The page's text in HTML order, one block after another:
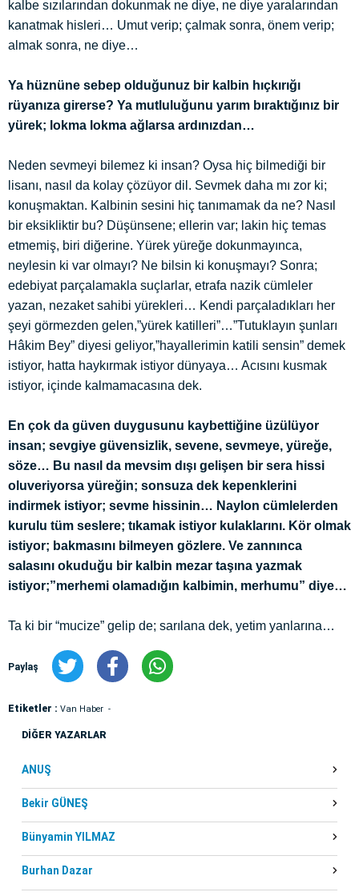
kalbe sızılarından dokunmak ne diye, ne diye yaralarından
kanatmak hisleri… Umut verip; çalmak sonra, önem verip;
almak sonra, ne diye…
Ya hüznüne sebep olduğunuz bir kalbin hıçkırığı
rüyanıza girerse? Ya mutluluğunu yarım bıraktığınız bir
yürek; lokma lokma ağlarsa ardınızdan…
Neden sevmeyi bilemez ki insan? Oysa hiç bilmediği bir
lisanı, nasıl da kolay çözüyor dil. Sevmek daha mı zor ki;
konuşmaktan. Kalbinin sesini hiç tanımamak da ne? Nasıl
bir eksikliktir bu? Düşünsene; ellerin var; lakin hiç temas
etmemiş, biri diğerine. Yürek yüreğe dokunmayınca,
neylesin ki var olmayı? Ne bilsin ki konuşmayı? Sonra;
edebiyat parçalamakla suçlarlar, etrafa nazik cümleler
yazan, nezaket sahibi yürekleri… Kendi parçaladıkları her
şeyi görmezden gelen,”yürek katilleri”…”Tutuklayın şunları
Hâkim Bey” diyesi geliyor,”hayallerimin katili sensin” demek
istiyor, hatta haykırmak istiyor dünyaya… Acısını kusmak
istiyor, içinde kalmamacasına dek.
En çok da güven duygusunu kaybettiğine üzülüyor
insan; sevgiye güvensizlik, sevene, sevmeye, yüreğe,
söze… Bu nasıl da mevsim dışı gelişen bir sera hissi
oluveriyorsa yüreğin; sonsuza dek kepenklerini
indirmek istiyor; sevme hissinin… Naylon cümlelerden
kurulu tüm seslere; tıkamak istiyor kulaklarını. Kör olmak
istiyor; bakmasını bilmeyen gözlere. Ve zannınca
salasını okuduğu bir kalbin mezar taşına yazmak
istiyor;”merhemi olamadığın kalbimin, merhumu” diye…
Ta ki bir “mucize” gelip de; sarılana dek, yetim yanlarına…
Paylaş
Etiketler : Van Haber
DİĞER YAZARLAR
ANUŞ
Bekir GÜNEŞ
Bünyamin YILMAZ
Burhan Dazar